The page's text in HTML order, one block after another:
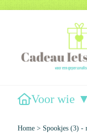
Voor wie ▼
Home > Spookjes (3) -